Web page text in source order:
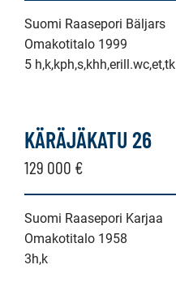
Suomi Raasepori Bäljars
Omakotitalo 1999
5 h,k,kph,s,khh,erill.wc,et,tk
KÄRÄJÄKATU 26
129 000 €
Suomi Raasepori Karjaa
Omakotitalo 1958
3h,k